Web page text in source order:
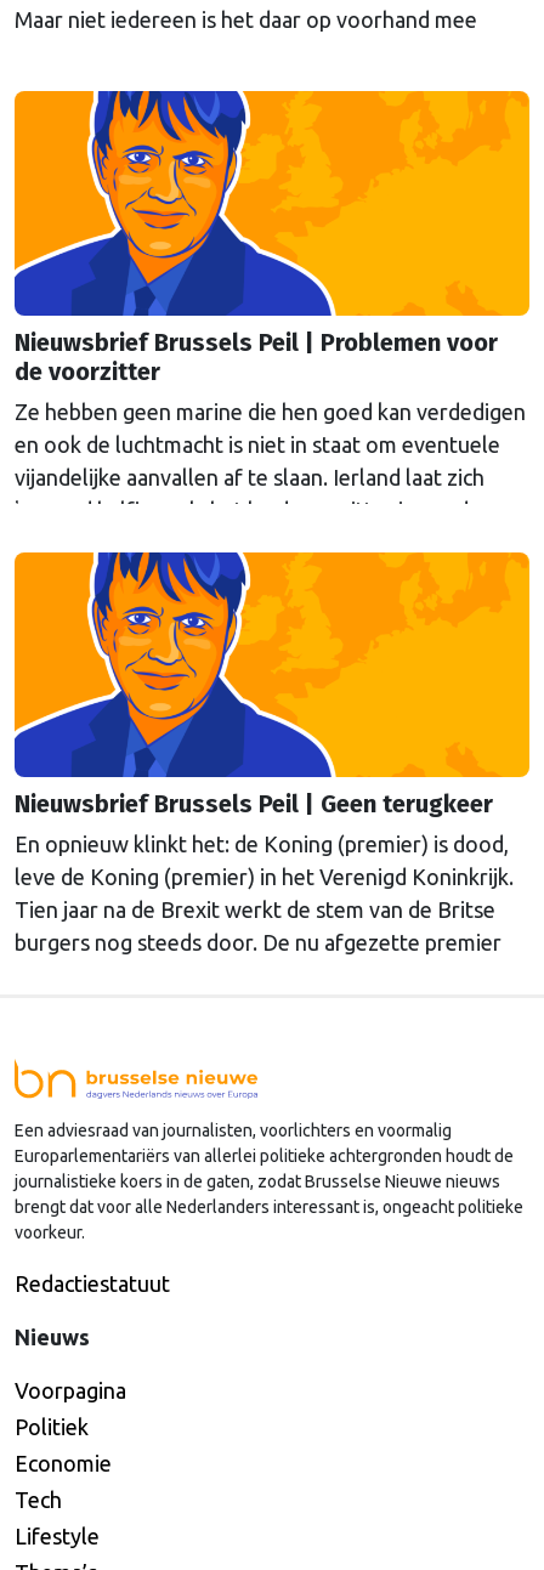
Maar niet iedereen is het daar op voorhand mee
Nieuwsbrief Brussels Peil | Problemen voor
de voorzitter
Ze hebben geen marine die hen goed kan verdedigen
en ook de luchtmacht is niet in staat om eventuele
vijandelijke aanvallen af te slaan. Ierland laat zich
komend halfjaar, als het land voorzitter is van de
Britten, schrijft onze hoofdredacteur Bert van
Slooten (cartoon) in de nieuwsbrief Brussels Peil van
deze week.
Nieuwsbrief Brussels Peil | Geen terugkeer
En opnieuw klinkt het: de Koning (premier) is dood,
leve de Koning (premier) in het Verenigd Koninkrijk.
Tien jaar na de Brexit werkt de stem van de Britse
burgers nog steeds door. De nu afgezette premier
lidmaatschap van de Unie, schrijft onze
hoofdredacteur Bert van Slooten (cartoon) deze
week in de nieuwsbrief Brussels Peil.
Een adviesraad van journalisten, voorlichters en voormalig
Europarlementariërs van allerlei politieke achtergronden houdt de
journalistieke koers in de gaten, zodat Brusselse Nieuwe nieuws
brengt dat voor alle Nederlanders interessant is, ongeacht politieke
voorkeur.
Redactiestatuut
Nieuws
Voorpagina
Politiek
Economie
Tech
Lifestyle